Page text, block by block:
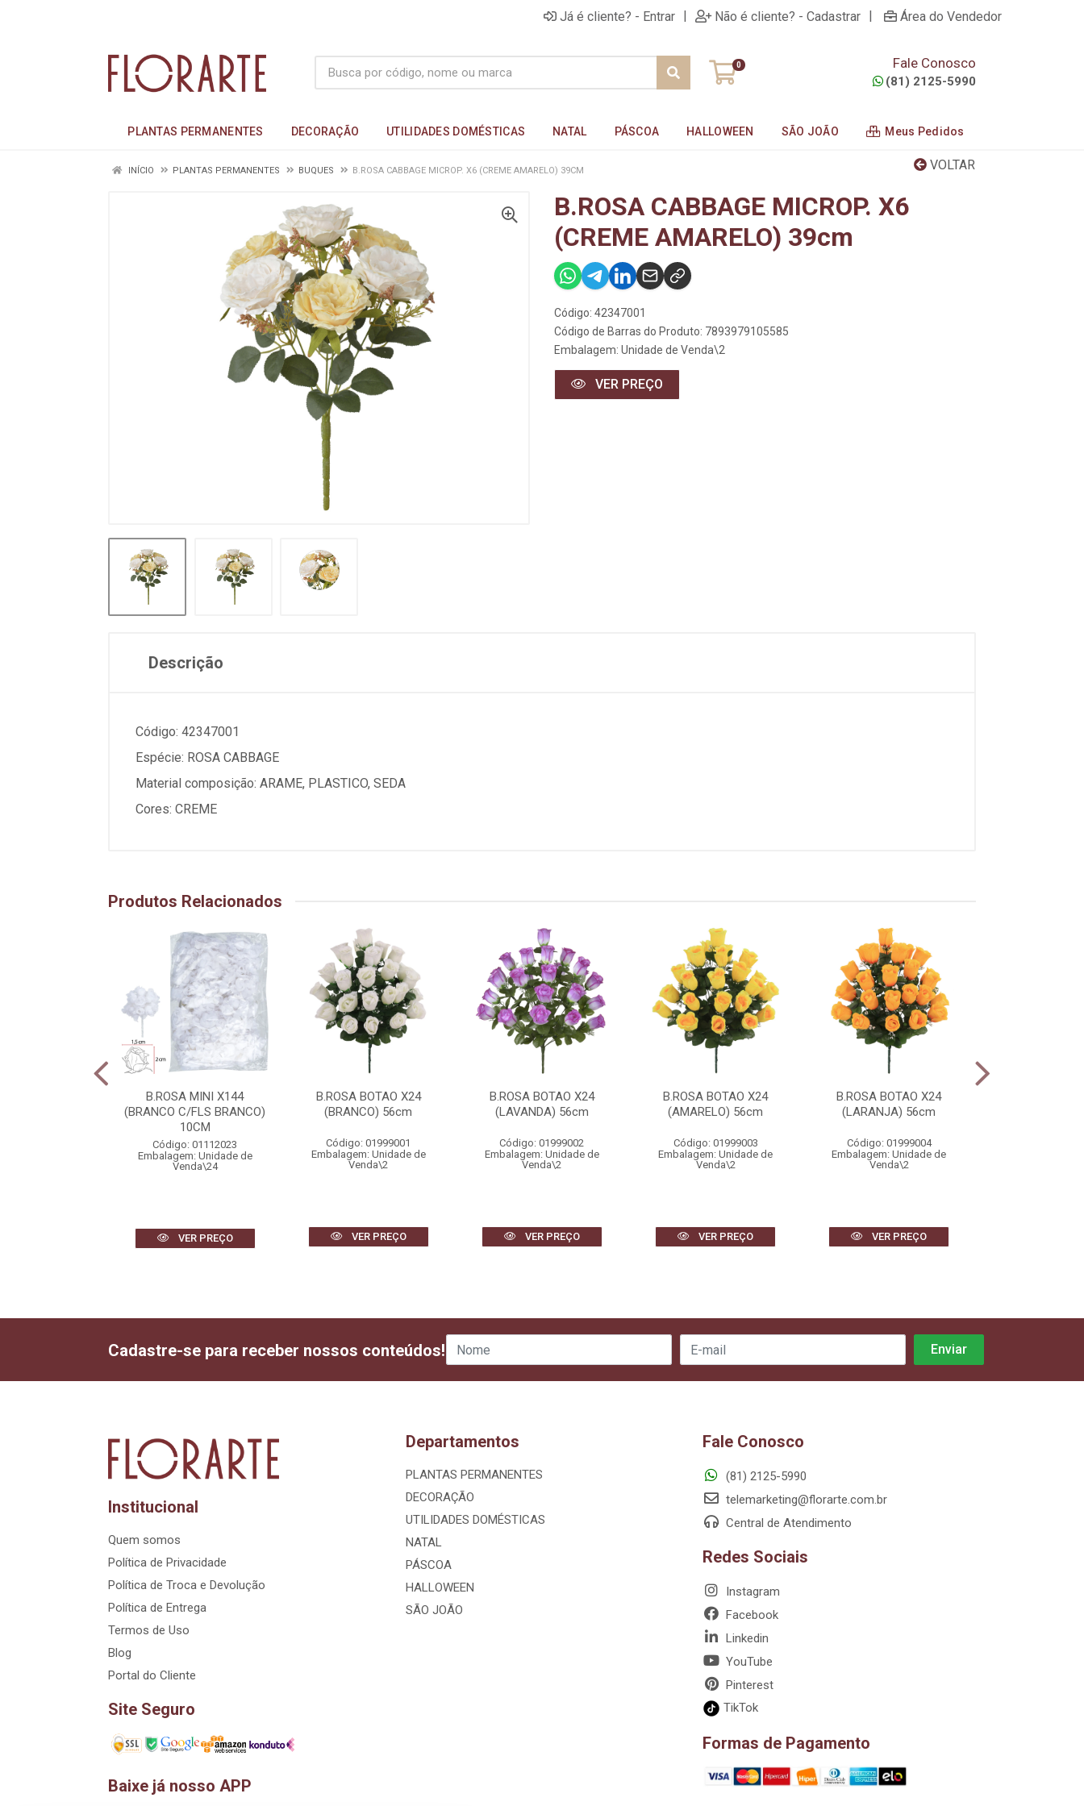
Já é cliente? - Entrar | Não é cliente? - Cadastrar | Área do Vendedor
0 Fale Conosco
(81) 2125-5990
PLANTAS PERMANENTES DECORAÇÃO UTILIDADES DOMÉSTICAS NATAL PÁSCOA HALLOWEEN SÃO JOÃO Meus Pedidos
VOLTAR
INÍCIO PLANTAS PERMANENTES BUQUES B.ROSA CABBAGE MICROP. X6 (CREME AMARELO) 39CM
B.ROSA CABBAGE MICROP. X6
(CREME AMARELO) 39cm
Código: 42347001
Código de Barras do Produto: 7893979105585
Embalagem: Unidade de Venda\2
VER PREÇO
Descrição
Código: 42347001
Espécie: ROSA CABBAGE
Material composição: ARAME, PLASTICO, SEDA
Cores: CREME
Produtos Relacionados
B.ROSA MINI X144
(BRANCO C/FLS BRANCO)
10CM
Código: 01112023
Embalagem: Unidade de
Venda\24
VER PREÇO
B.ROSA BOTAO X24
(BRANCO) 56cm
Código: 01999001
Embalagem: Unidade de
Venda\2
VER PREÇO
B.ROSA BOTAO X24
(LAVANDA) 56cm
Código: 01999002
Embalagem: Unidade de
Venda\2
VER PREÇO
B.ROSA BOTAO X24
(AMARELO) 56cm
Código: 01999003
Embalagem: Unidade de
Venda\2
VER PREÇO
B.ROSA BOTAO X24
(LARANJA) 56cm
Código: 01999004
Embalagem: Unidade de
Venda\2
VER PREÇO
Cadastre-se para receber nossos conteúdos!
Institucional
Quem somos
Política de Privacidade
Política de Troca e Devolução
Política de Entrega
Termos de Uso
Blog
Portal do Cliente
Site Seguro
Baixe já nosso APP
Departamentos
PLANTAS PERMANENTES
DECORAÇÃO
UTILIDADES DOMÉSTICAS
NATAL
PÁSCOA
HALLOWEEN
SÃO JOÃO
Fale Conosco
(81) 2125-5990
telemarketing@florarte.com.br
Central de Atendimento
Redes Sociais
Instagram
Facebook
Linkedin
YouTube
Pinterest
TikTok
Formas de Pagamento